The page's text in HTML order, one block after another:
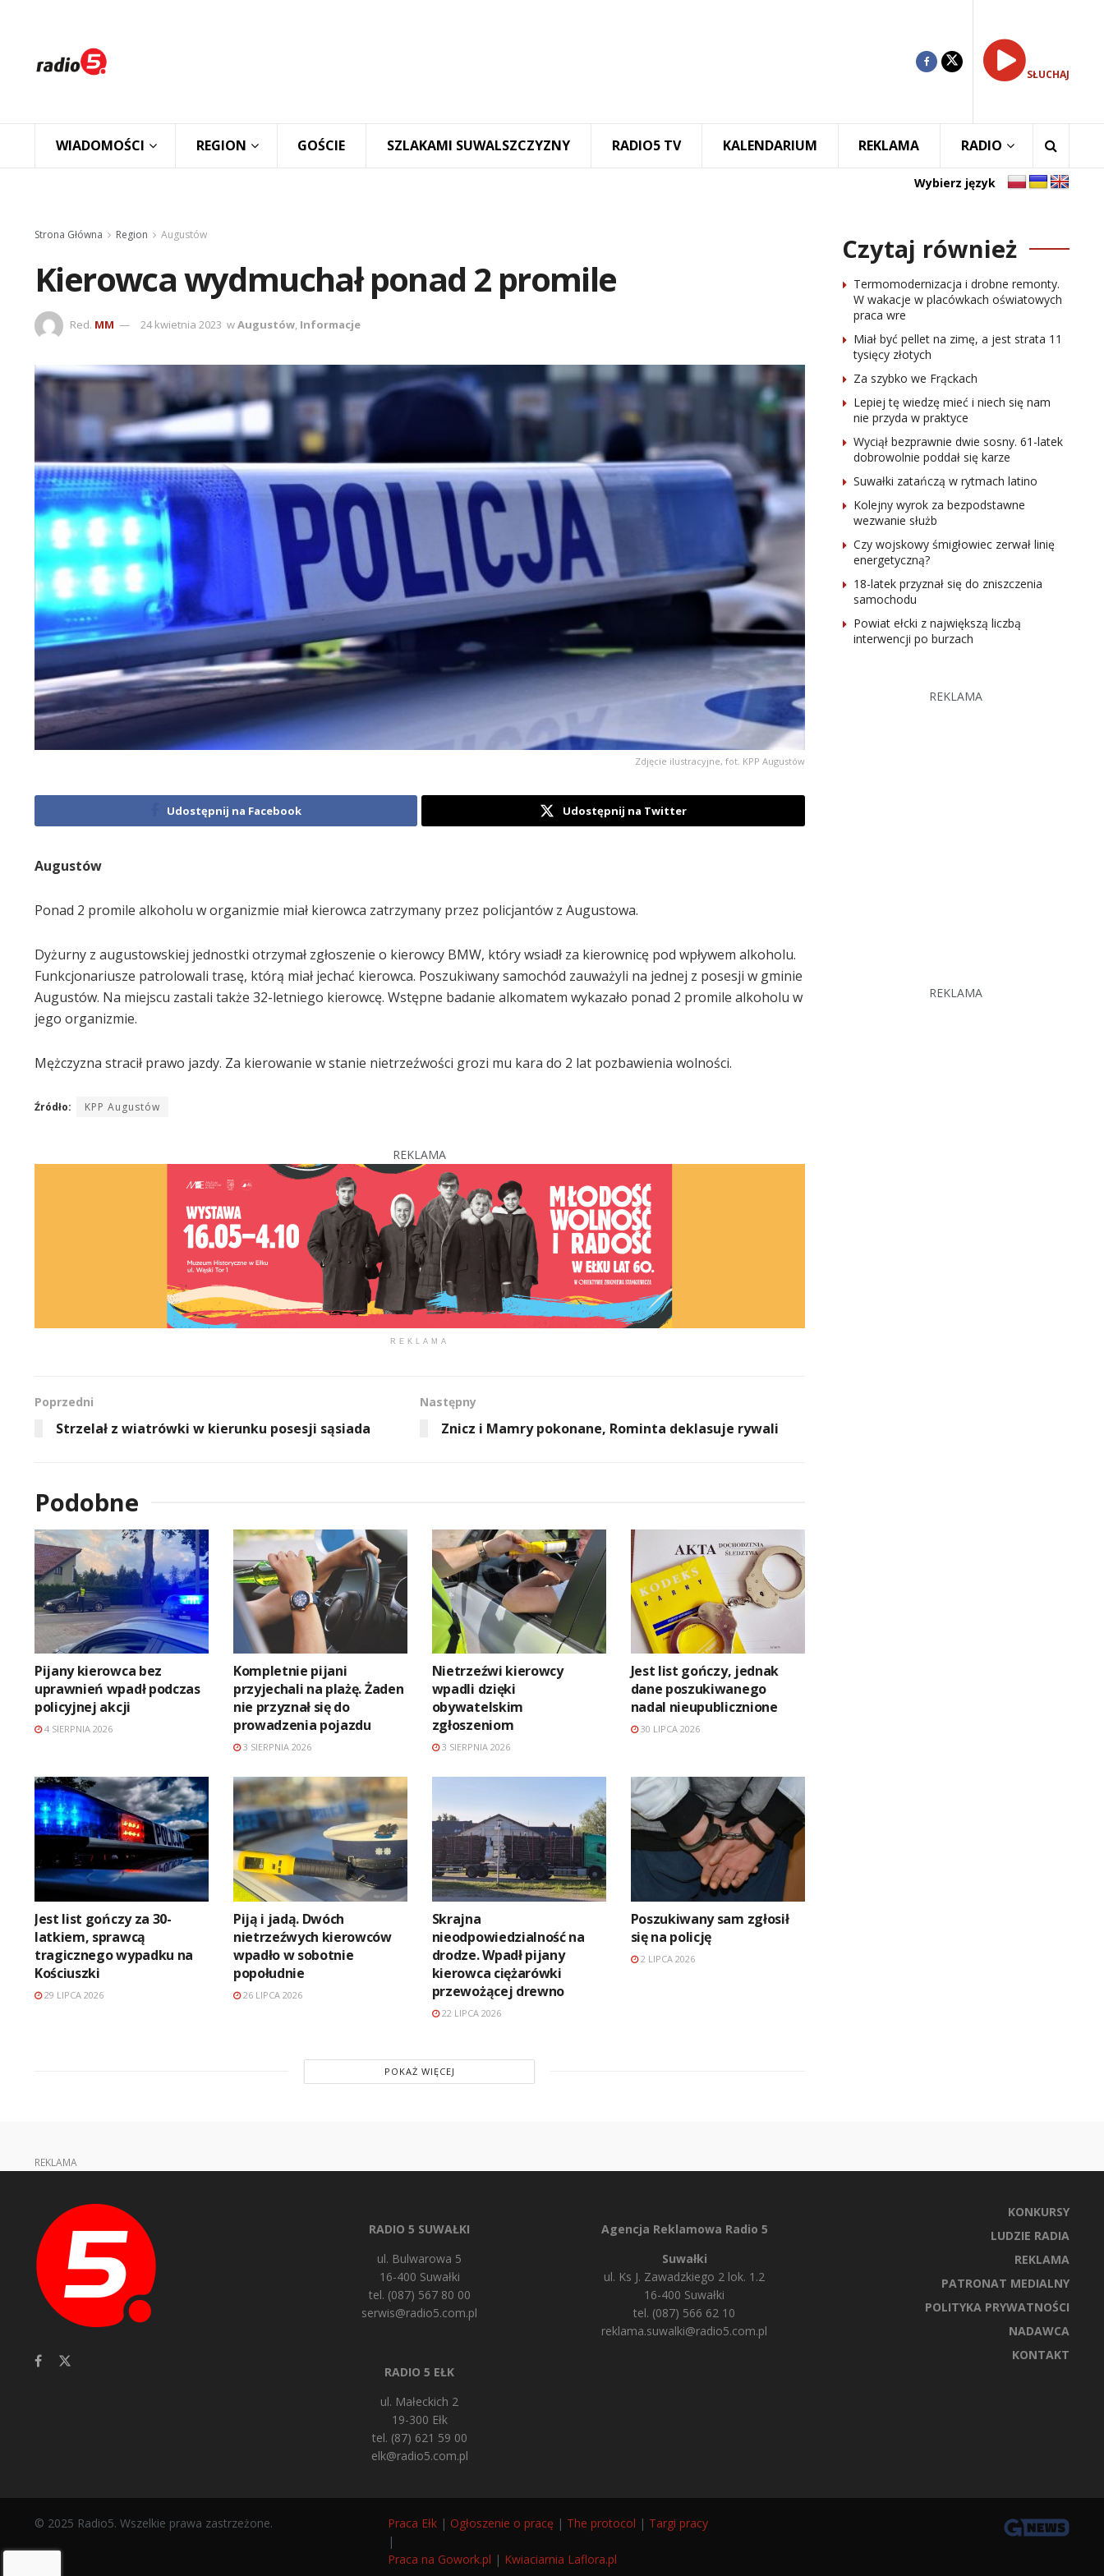
SŁUCHAJ
WIADOMOŚCI REGION GOŚCIE SZLAKAMI SUWALSZCZYZNY RADIO5 TV KALENDARIUM REKLAMA RADIO
Wybierz język
Strona Główna Region Augustów
Kierowca wydmuchał ponad 2 promile
Red. MM 24 kwietnia 2023 wAugustów, Informacje
Zdjęcie ilustracyjne, fot. KPP Augustów
Udostępnij na Facebook Udostępnij na Twitter
Augustów
Ponad 2 promile alkoholu w organizmie miał kierowca zatrzymany przez policjantów z Augustowa.
Dyżurny z augustowskiej jednostki otrzymał zgłoszenie o kierowcy BMW, który wsiadł za kierownicę pod wpływem alkoholu.
Funkcjonariusze patrolowali trasę, którą miał jechać kierowca. Poszukiwany samochód zauważyli na jednej z posesji w gminie
Augustów. Na miejscu zastali także 32-letniego kierowcę. Wstępne badanie alkomatem wykazało ponad 2 promile alkoholu w
jego organizmie.
Mężczyzna stracił prawo jazdy. Za kierowanie w stanie nietrzeźwości grozi mu kara do 2 lat pozbawienia wolności.
Źródło: KPP Augustów
REKLAMA
REKLAMA
Poprzedni
Strzelał z wiatrówki w kierunku posesji sąsiada
Następny
Znicz i Mamry pokonane, Rominta deklasuje rywali
Podobne
Pijany kierowca bez
uprawnień wpadł podczas
policyjnej akcji
4 SIERPNIA 2026
Kompletnie pijani
przyjechali na plażę. Żaden
nie przyznał się do
prowadzenia pojazdu
3 SIERPNIA 2026
Nietrzeźwi kierowcy
wpadli dzięki
obywatelskim
zgłoszeniom
3 SIERPNIA 2026
Jest list gończy, jednak
dane poszukiwanego
nadal nieupublicznione
30 LIPCA 2026
Jest list gończy za 30-
latkiem, sprawcą
tragicznego wypadku na
Kościuszki
29 LIPCA 2026
Piją i jadą. Dwóch
nietrzeźwych kierowców
wpadło w sobotnie
popołudnie
26 LIPCA 2026
Skrajna
nieodpowiedzialność na
drodze. Wpadł pijany
kierowca ciężarówki
przewożącej drewno
22 LIPCA 2026
Poszukiwany sam zgłosił
się na policję
2 LIPCA 2026
POKAŻ WIĘCEJ
Czytaj również
Termomodernizacja i drobne remonty.
W wakacje w placówkach oświatowych
praca wre
Miał być pellet na zimę, a jest strata 11
tysięcy złotych
Za szybko we Frąckach
Lepiej tę wiedzę mieć i niech się nam
nie przyda w praktyce
Wyciął bezprawnie dwie sosny. 61-latek
dobrowolnie poddał się karze
Suwałki zatańczą w rytmach latino
Kolejny wyrok za bezpodstawne
wezwanie służb
Czy wojskowy śmigłowiec zerwał linię
energetyczną?
18-latek przyznał się do zniszczenia
samochodu
Powiat ełcki z największą liczbą
interwencji po burzach
REKLAMA
REKLAMA
REKLAMA
RADIO 5 SUWAŁKI
ul. Bulwarowa 5
16-400 Suwałki
tel. (087) 567 80 00
serwis@radio5.com.pl
RADIO 5 EŁK
ul. Małeckich 2
19-300 Ełk
tel. (87) 621 59 00
elk@radio5.com.pl
Agencja Reklamowa Radio 5
Suwałki
ul. Ks J. Zawadzkiego 2 lok. 1.2
16-400 Suwałki
tel. (087) 566 62 10
reklama.suwalki@radio5.com.pl
KONKURSY
LUDZIE RADIA
REKLAMA
PATRONAT MEDIALNY
POLITYKA PRYWATNOŚCI
NADAWCA
KONTAKT
© 2025 Radio5. Wszelkie prawa zastrzeżone. Praca Ełk | Ogłoszenie o pracę | The protocol | Targi pracy
|
Praca na Gowork.pl | Kwiaciarnia Laflora.pl